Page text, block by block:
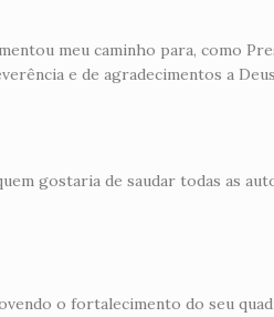
meu caminho para, como
e de agradecimentos a
gostaria de saudar todas as
o fortalecimento do seu